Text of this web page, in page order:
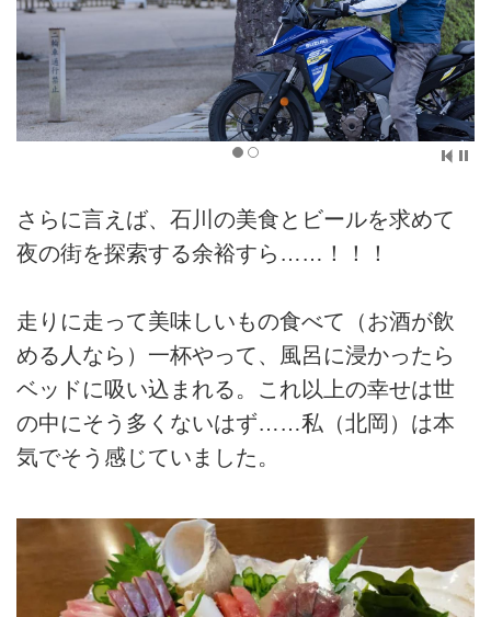
さらに言えば、石川の美食とビールを求めて
夜の街を探索する余裕すら……！！！
走りに走って美味しいもの食べて（お酒が飲
める人なら）一杯やって、風呂に浸かったら
ベッドに吸い込まれる。これ以上の幸せは世
の中にそう多くないはず……私（北岡）は本
気でそう感じていました。